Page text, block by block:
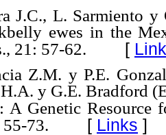
J.C., L. Sarmiento
ewes in the
21: 57-62. [
Z.M. y P.E.
y G.E. Bradford
A Genetic Resource
73. [ Links ]